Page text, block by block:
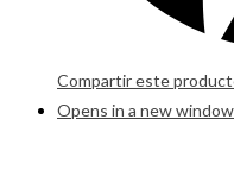
Compartir este
Opens in a new window